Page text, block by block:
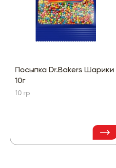
Посыпка Dr.Bakers Шарики
10г
10 гр